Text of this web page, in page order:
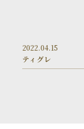
2022.04.15
ティグレ